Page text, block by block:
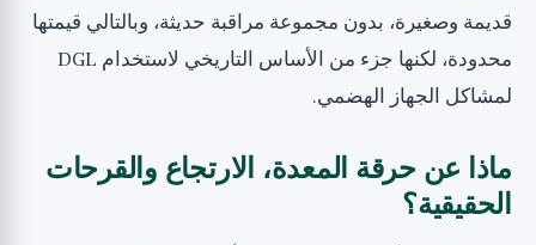
قديمة وصغيرة، بدون مجموعة مراقبة حديثة، وبالتالي قيمتها
محدودة، لكنها جزء من الأساس التاريخي لاستخدام DGL
لمشاكل الجهاز الهضمي.
ماذا عن حرقة المعدة، الارتجاع والقرحات
الحقيقية؟